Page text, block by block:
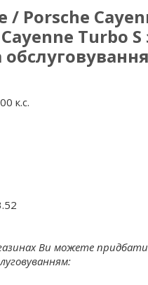
/ Porsche
Turbo S
к.с.
Ви можете